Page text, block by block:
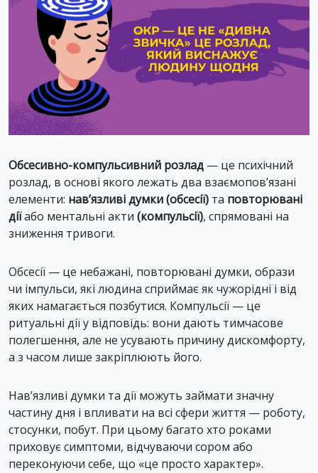
Обсесивно-компульсивний розлад — це психічний
розлад, в основі якого лежать два взаємопов’язані
елементи: нав’язливі думки (обсесії) та повторювані
діїабо ментальні акти (компульсії), спрямовані на
зниження тривоги.
Обсесії — це небажані, повторювані думки, образи
чи імпульси, які людина сприймає як чужорідні і від
яких намагається позбутися. Компульсії — це
ритуальні дії у відповідь: вони дають тимчасове
полегшення, але не усувають причину дискомфорту,
а з часом лише закріплюють його.
Нав’язливі думки та дії можуть займати значну
частину дня і впливати на всі сфери життя — роботу,
стосунки, побут. При цьому багато хто роками
приховує симптоми, відчуваючи сором або
переконуючи себе, що «це просто характер».